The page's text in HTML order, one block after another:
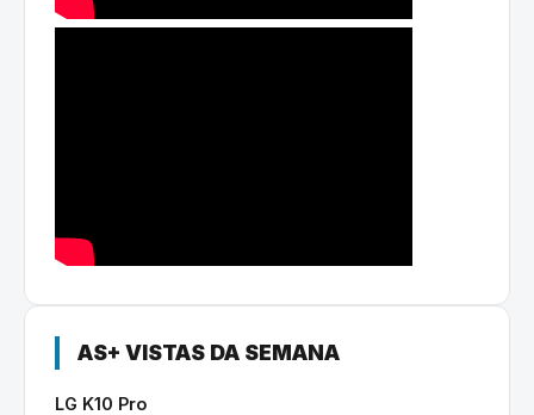
AS+ VISTAS DA SEMANA
LG K10 Pro